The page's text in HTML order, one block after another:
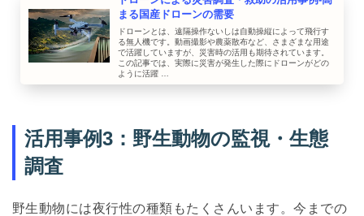
まる国産ドローンの需要
ドローンとは、遠隔操作ないしは自動操縦によって飛行す
る無人機です。動画撮影や農薬散布など、さまざまな用途
で活躍していますが、災害時の活用も期待されています。
この記事では、実際に災害が発生した際にドローンがどの
ように活躍 …
活用事例3：野生動物の監視・生態
調査
野生動物には夜行性の種類もたくさんいます。今までの